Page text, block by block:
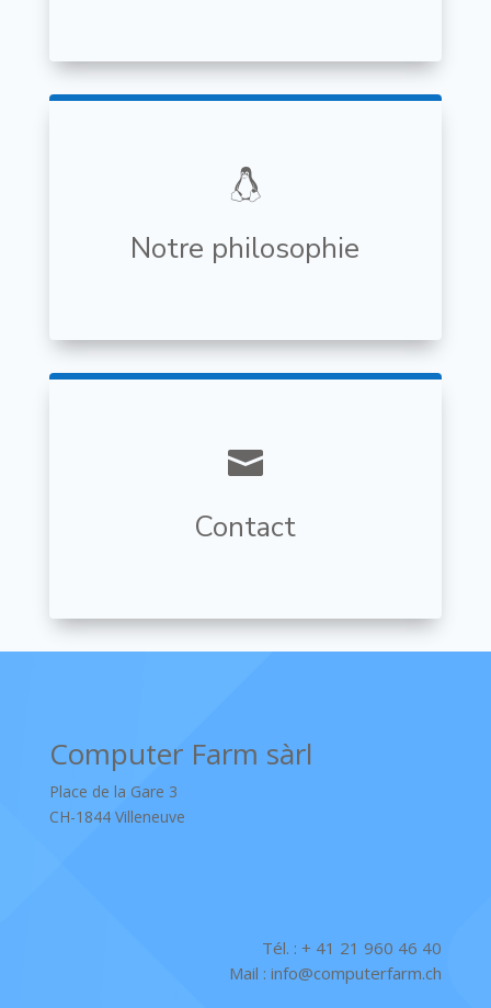

Notre philosophie

Contact
Computer Farm sàrl
Place de la Gare 3
CH-1844 Villeneuve
Tél. :+ 41 21 960 46 40
Mail :info@computerfarm.ch